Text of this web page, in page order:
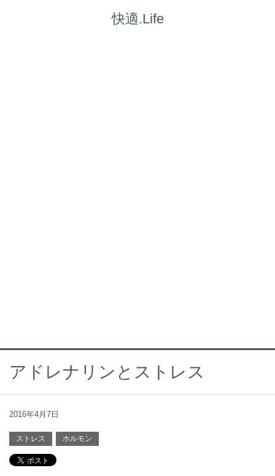
快適.Life
アドレナリンとストレス
2016年4月7日
ストレス ホルモン